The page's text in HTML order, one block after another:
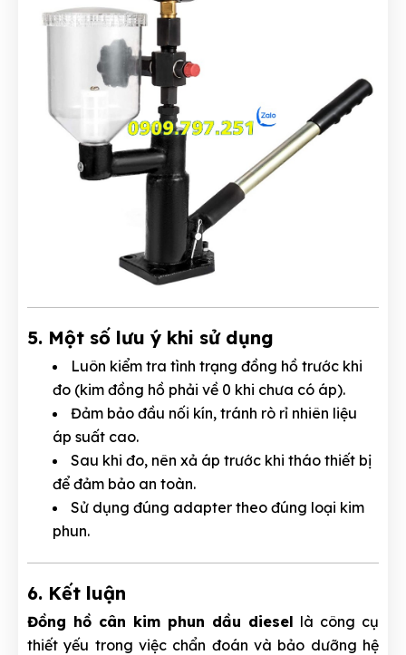
5. Một số lưu ý khi sử dụng
Luôn kiểm tra tình trạng đồng hồ trước khi
đo (kim đồng hồ phải về 0 khi chưa có áp).
Đảm bảo đầu nối kín, tránh rò rỉ nhiên liệu
áp suất cao.
Sau khi đo, nên xả áp trước khi tháo thiết bị
để đảm bảo an toàn.
Sử dụng đúng adapter theo đúng loại kim
phun.
6. Kết luận
Đồng hồ cân kim phun dầu diesel là công cụ
thiết yếu trong việc chẩn đoán và bảo dưỡng hệ